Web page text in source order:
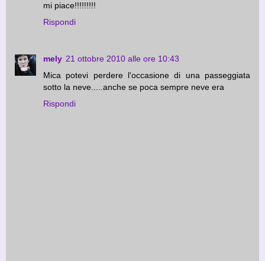
mi piace!!!!!!!!!
Rispondi
mely 21 ottobre 2010 alle ore 10:43
Mica potevi perdere l'occasione di una passeggiata
sotto la neve.....anche se poca sempre neve era
Rispondi